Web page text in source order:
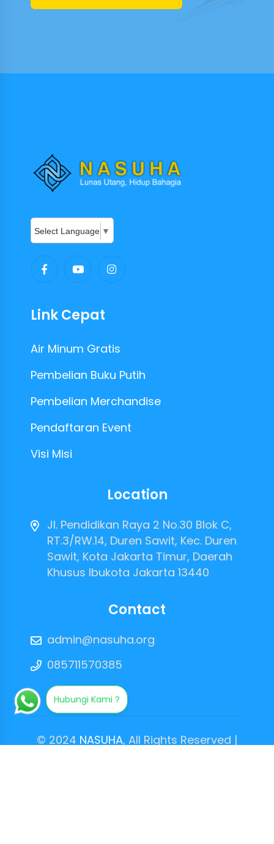
Select Language ▼
Link Cepat
Air Minum Gratis
Pembelian Buku Putih
Pembelian Merchandise
Pendaftaran Event
Visi Misi
Location
Jl. Pendidikan Raya 2 No.30 Blok C,
RT.3/RW.14, Duren Sawit, Kec. Duren
Sawit, Kota Jakarta Timur, Daerah
Khusus Ibukota Jakarta 13440
Contact
admin@nasuha.org
085711570385
© 2024 NASUHA, All Rights Reserved |
Hubungi Kami ?